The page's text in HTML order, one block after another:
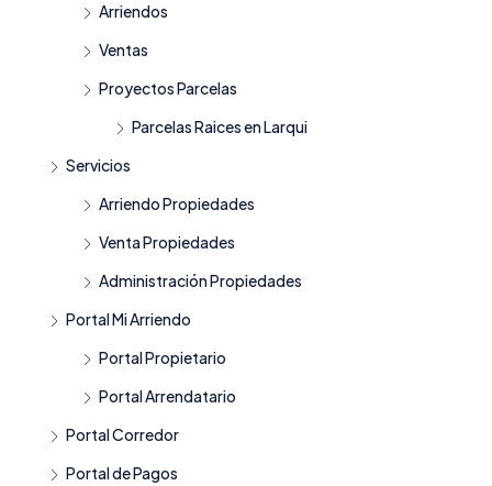
Arriendos
Ventas
Proyectos Parcelas
Parcelas Raices en Larqui
Servicios
Arriendo Propiedades
Venta Propiedades
Administración Propiedades
Portal Mi Arriendo
Portal Propietario
Portal Arrendatario
Portal Corredor
Portal de Pagos